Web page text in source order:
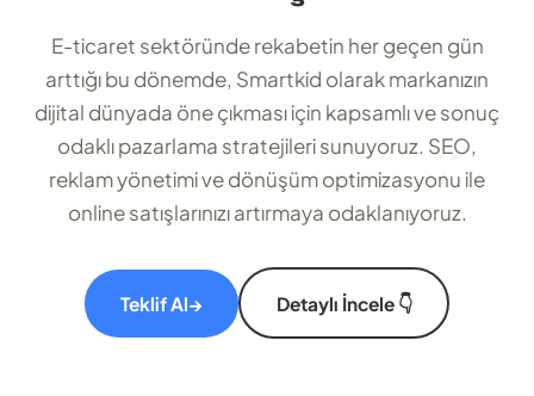
E-ticaret sektöründe rekabetin her geçen gün
arttığı bu dönemde, Smartkid olarak markanızın
dijital dünyada öne çıkması için kapsamlı ve sonuç
odaklı pazarlama stratejileri sunuyoruz. SEO,
reklam yönetimi ve dönüşüm optimizasyonu ile
online satışlarınızı artırmaya odaklanıyoruz.
Teklif Al→ Detaylı İncele 👇